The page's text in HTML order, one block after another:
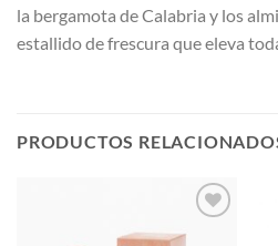
la bergamota de Calabria y los
estallido de frescura que eleva
PRODUCTOS
AÑADIR